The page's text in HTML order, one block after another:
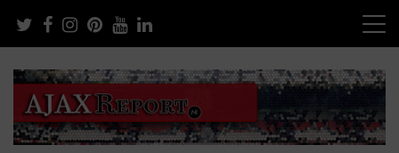
content